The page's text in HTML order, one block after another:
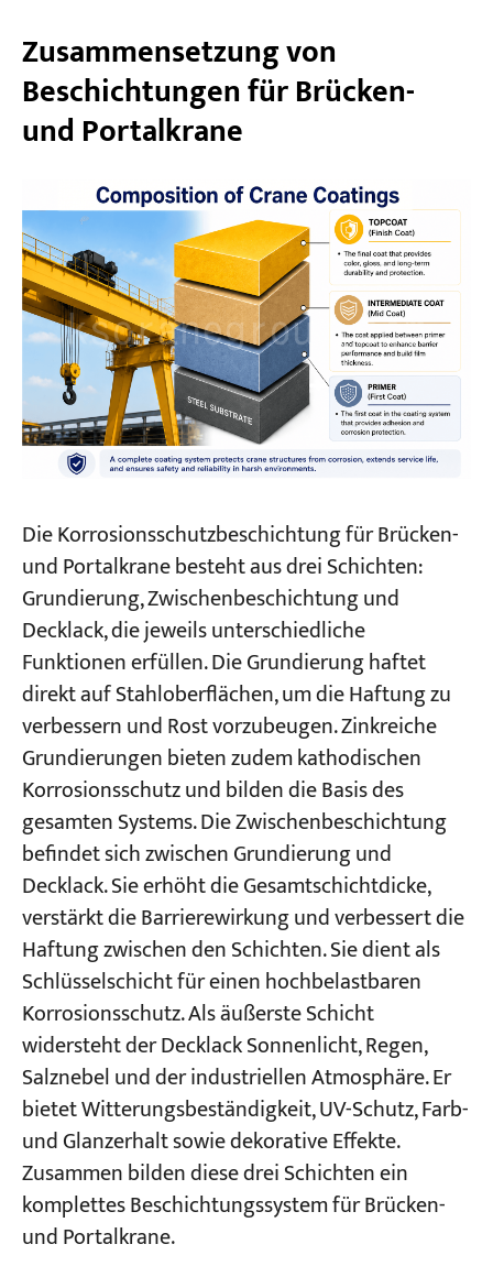
Zusammensetzung von
Beschichtungen für Brücken-
und Portalkrane
Die Korrosionsschutzbeschichtung für Brücken-
und Portalkrane besteht aus drei Schichten:
Grundierung, Zwischenbeschichtung und
Decklack, die jeweils unterschiedliche
Funktionen erfüllen. Die Grundierung haftet
direkt auf Stahloberflächen, um die Haftung zu
verbessern und Rost vorzubeugen. Zinkreiche
Grundierungen bieten zudem kathodischen
Korrosionsschutz und bilden die Basis des
gesamten Systems. Die Zwischenbeschichtung
befindet sich zwischen Grundierung und
Decklack. Sie erhöht die Gesamtschichtdicke,
verstärkt die Barrierewirkung und verbessert die
Haftung zwischen den Schichten. Sie dient als
Schlüsselschicht für einen hochbelastbaren
Korrosionsschutz. Als äußerste Schicht
widersteht der Decklack Sonnenlicht, Regen,
Salznebel und der industriellen Atmosphäre. Er
bietet Witterungsbeständigkeit, UV-Schutz, Farb-
und Glanzerhalt sowie dekorative Effekte.
Zusammen bilden diese drei Schichten ein
komplettes Beschichtungssystem für Brücken-
und Portalkrane.